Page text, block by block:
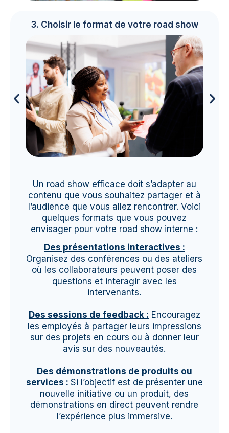
3. Choisir le format de votre road show
Un road show efficace doit s’adapter au
contenu que vous souhaitez partager et à
l’audience que vous allez rencontrer. Voici
quelques formats que vous pouvez
envisager pour votre road show interne :
Des présentations interactives :
Organisez des conférences ou des ateliers
où les collaborateurs peuvent poser des
questions et interagir avec les
intervenants.
Des sessions de feedback : Encouragez
les employés à partager leurs impressions
sur des projets en cours ou à donner leur
avis sur des nouveautés.
Des démonstrations de produits ou
services : Si l’objectif est de présenter une
nouvelle initiative ou un produit, des
démonstrations en direct peuvent rendre
l’expérience plus immersive.